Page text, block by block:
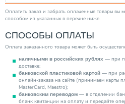
Мощность (кВт)
Диаметр выходного отверстия
Минимальная рабочая температура (°С)
Механизм насоса
Максимальная производительность (м3/
Тип ротора
Тип выключателя
Оплатить заказ и забрать оплаченные товары
способом из указанных в перечне ниже.
СПОСОБЫ ОПЛАТЫ
Оплата заказанного товара может быть
наличными в российских рублях — при
доставке;
банковской пластиковой картой — при
онлайн-заказа на сайте (принимаем карты
MasterCard, Maestro);
банковским переводом — в отделении
бланк квитанции на оплату и передайте